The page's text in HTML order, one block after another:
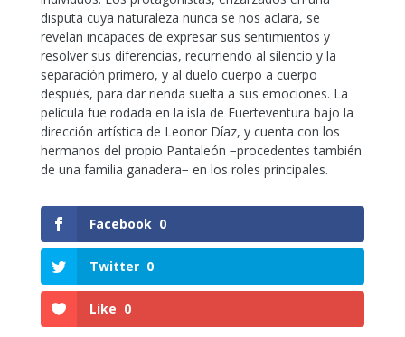
disputa cuya naturaleza nunca se nos aclara, se
revelan incapaces de expresar sus sentimientos y
resolver sus diferencias, recurriendo al silencio y la
separación primero, y al duelo cuerpo a cuerpo
después, para dar rienda suelta a sus emociones. La
película fue rodada en la isla de Fuerteventura bajo la
dirección artística de Leonor Díaz, y cuenta con los
hermanos del propio Pantaleón −procedentes también
de una familia ganadera− en los roles principales.
Facebook 0
Twitter 0
Like 0